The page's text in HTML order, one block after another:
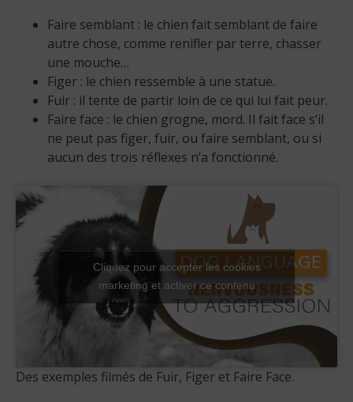
Faire semblant : le chien fait semblant de faire
autre chose, comme renifler par terre, chasser
une mouche…
Figer : le chien ressemble à une statue.
Fuir : il tente de partir loin de ce qui lui fait peur.
Faire face : le chien grogne, mord. Il fait face s’il
ne peut pas figer, fuir, ou faire semblant, ou si
aucun des trois réflexes n’a fonctionné.
Cliquez pour accepter les cookies
marketing et activer ce contenu
Des exemples filmés de Fuir, Figer et Faire Face.